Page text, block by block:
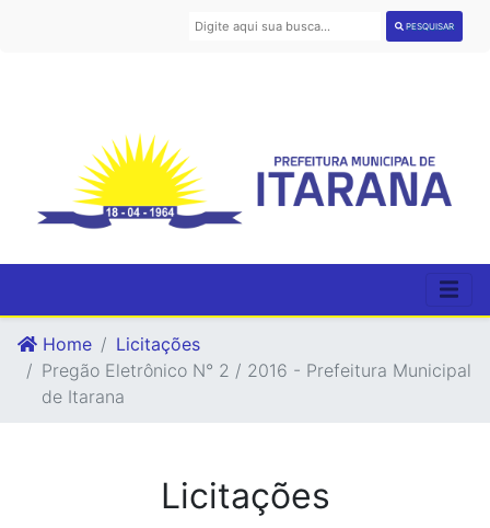
PESQUISAR
Home
Licitações
Pregão Eletrônico N° 2 / 2016 - Prefeitura Municipal
de Itarana
Licitações